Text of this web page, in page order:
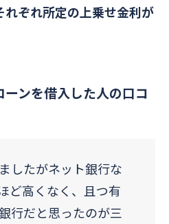
ぞれ所定の上乗せ金利が
ンを借入した人の口コ
したがネット銀行な
ど高くなく、且つ有
行だと思ったのが三